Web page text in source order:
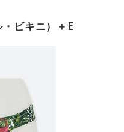
ビキニ）＋E